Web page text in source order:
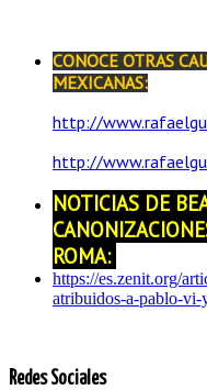
CONOCE OTRAS
MEXICANAS:
http://
http://
NOTICIAS DE
ROMA:
https://es.zenit.org/
atribuidos-a-pablo-vi-
Redes Sociales